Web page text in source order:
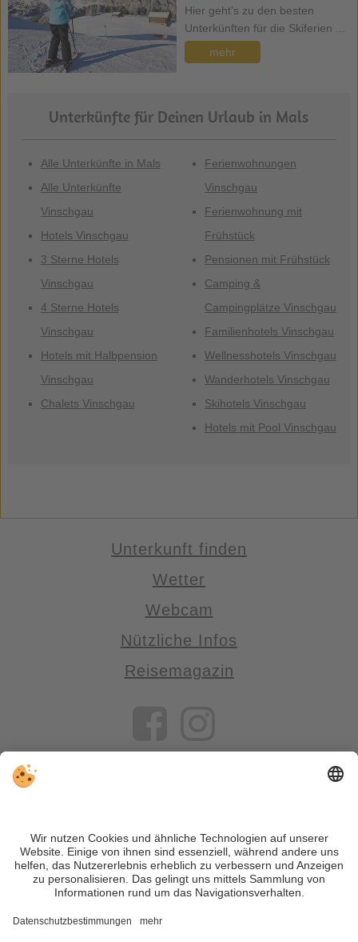
Hier geht’s zu den besten
Unterkünften für die Skiferien ...
mehr
Unterkünfte für Deinen Urlaub in Mals
Alle Unterkünfte in Mals
Alle Unterkünfte
Vinschgau
Hotels Vinschgau
3 Sterne Hotels
Vinschgau
4 Sterne Hotels
Vinschgau
Hotels mit Halbpension
Vinschgau
Chalets Vinschgau
Ferienwohnungen
Vinschgau
Ferienwohnung mit
Frühstück
Pensionen mit Frühstück
Camping &
Campingplätze Vinschgau
Familienhotels Vinschgau
Wellnesshotels Vinschgau
Wanderhotels Vinschgau
Skihotels Vinschgau
Hotels mit Pool Vinschgau
Unterkunft finden
Wetter
Webcam
Nützliche Infos
Reisemagazin
VIVOSüdtirol ist das Reiseportal für alle, die Südtirol nicht nur
besuchen, sondern wirklich erleben wollen – inklusive Tipps,
tollen Unterkünften und Angeboten.
Trotz genauer Arbeit und ständigem Aktualisieren der Inhalte,